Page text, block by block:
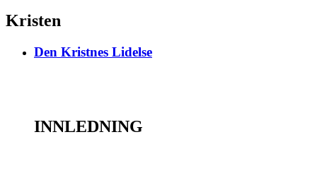
Kristen
Den Kristnes Lidelse
INNLEDNING